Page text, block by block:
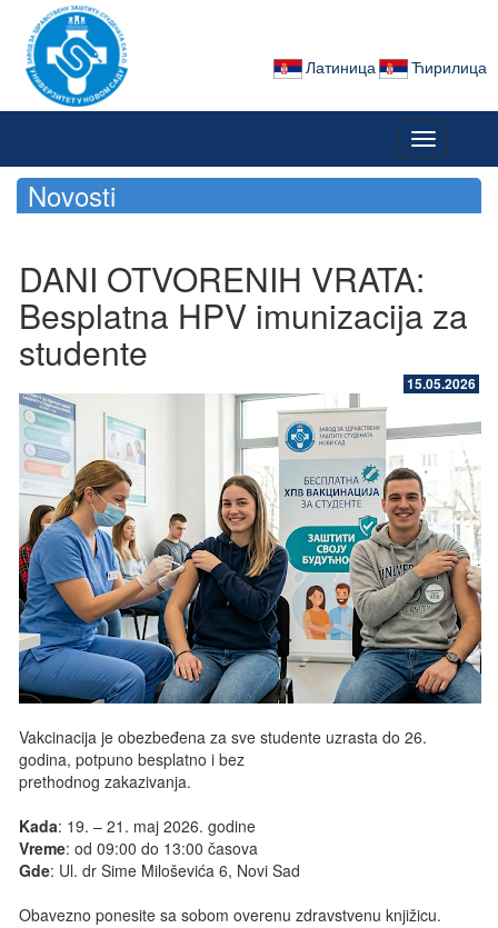
Toggle
navigation
Ћирилица
Латиница
Novosti
DANI OTVORENIH VRATA:
Besplatna HPV imunizacija za
studente
15.05.2026
Vakcinacija je obezbeđena za sve studente uzrasta do 26.
godina, potpuno besplatno i bez
prethodnog zakazivanja.
Kada: 19. – 21. maj 2026. godine
Vreme: od 09:00 do 13:00 časova
Gde: Ul. dr Sime Miloševića 6, Novi Sad
Obavezno ponesite sa sobom overenu zdravstvenu knjižicu.